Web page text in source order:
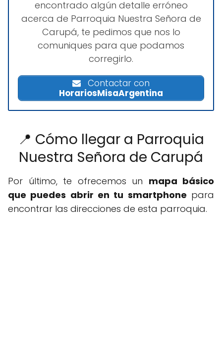
encontrado algún detalle erróneo
acerca de Parroquia Nuestra Señora de
Carupá, te pedimos que nos lo
comuniques para que podamos
corregirlo.
Contactar con
HorariosMisaArgentina
📍 Cómo llegar a Parroquia
Nuestra Señora de Carupá
Por último, te ofrecemos un mapa básico
que puedes abrir en tu smartphone para
encontrar las direcciones de esta parroquia.